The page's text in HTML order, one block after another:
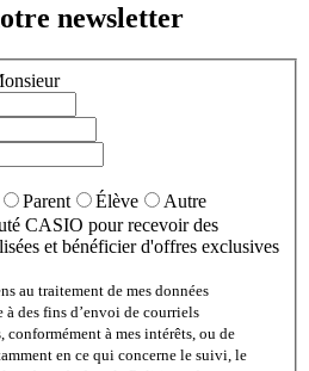
newsletter
Parent Élève
Autre
CASIO pour recevoir des
et bénéficier d'offres exclusives
au traitement de mes données
à des fins d’envoi de courriels
à mes intérêts, ou de
en ce qui concerne le suivi, le